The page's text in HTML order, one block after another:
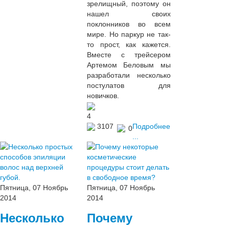
зрелищный, поэтому он
нашел своих
поклонников во всем
мире. Но паркур не так-
то прост, как кажется.
Вместе с трейсером
Артемом Беловым мы
разработали несколько
постулатов для
новичков.
4
3107
0Подробнее
Пятница, 07 Ноябрь
2014
Несколько
Пятница, 07 Ноябрь
2014
Почему